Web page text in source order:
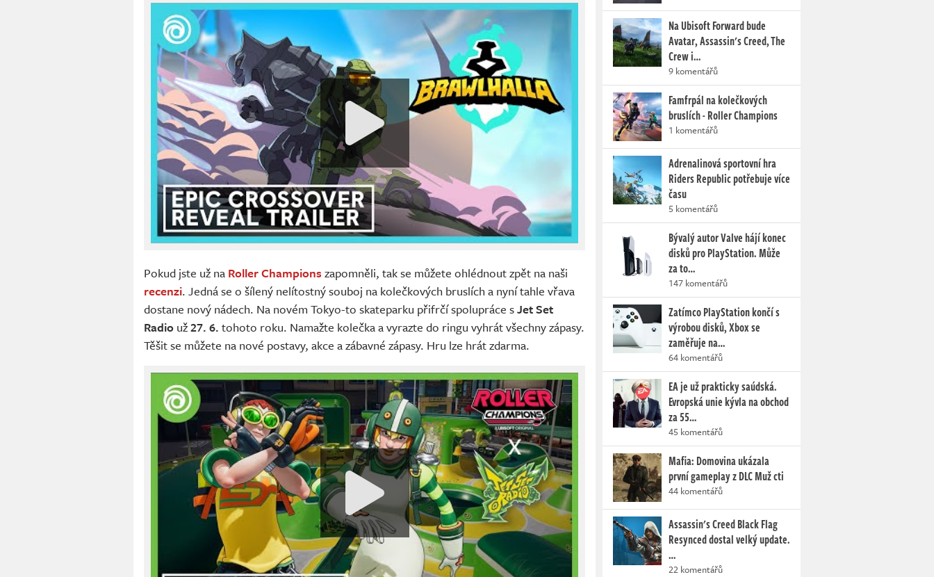
Pokud jste už na Roller Champions zapomněli, tak se můžete ohlédnout zpět na naši
recenzi. Jedná se o šílený nelítostný souboj na kolečkových bruslích a nyní tahle vřava
dostane nový nádech. Na novém Tokyo-to skateparku přifrčí spolupráce sJet Set
Radio už27. 6. tohoto roku. Namažte kolečka a vyrazte do ringu vyhrát všechny zápasy.
Těšit se můžete na nové postavy, akce a zábavné zápasy. Hru lze hrát zdarma.
Na Ubisoft Forward bude
Avatar, Assassin's Creed, The
Crew i…
9 komentářů
Famfrpál na kolečkových
bruslích - Roller Champions
1 komentářů
Adrenalinová sportovní hra
Riders Republic potřebuje více
času
5 komentářů
Bývalý autor Valve hájí konec
disků pro PlayStation. Může
za to…
147 komentářů
Zatímco PlayStation končí s
výrobou disků, Xbox se
zaměřuje na…
64 komentářů
EA je už prakticky saúdská.
Evropská unie kývla na obchod
za 55…
45 komentářů
Mafia: Domovina ukázala
první gameplay z DLC Muž cti
44 komentářů
Assassin's Creed Black Flag
Resynced dostal velký update.
…
22 komentářů